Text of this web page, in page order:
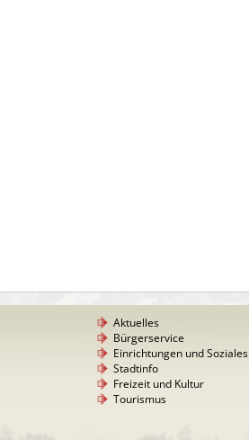
Aktuelles
Bürgerservice
Einrichtungen und Soziales
Stadtinfo
Freizeit und Kultur
Tourismus